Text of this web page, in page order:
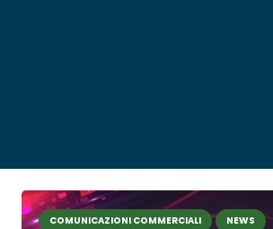
COMUNICAZIONI COMMERCIALI NEWS